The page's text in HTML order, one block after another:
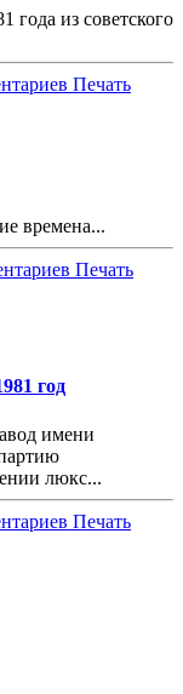
из советского
Печать
времена...
Печать
год
имени
люкс...
Печать